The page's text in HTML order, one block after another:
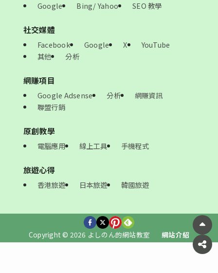
Google Bing/ Yahoo SEO 教學
社交媒體
Facebook Google X
YouTube
其他
分析
網賺項目
Google Adsense 分析
網賺資訊
聯盟行銷
原創教學
電腦應用 線上工具 手機程式
旅遊心得
香港旅遊 日本旅遊 韓國旅遊
Copyright © 2026 よしのん的網站教室 網站介紹